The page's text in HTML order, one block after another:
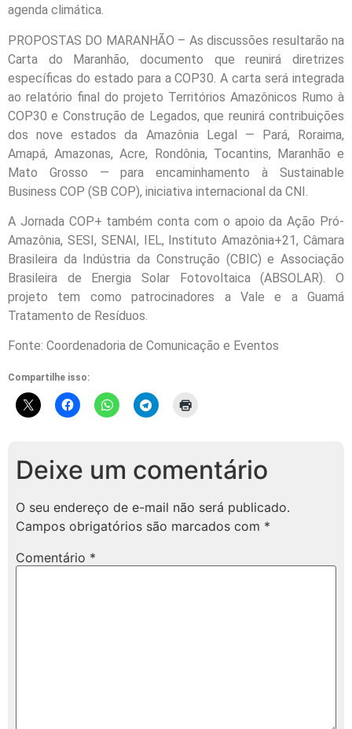
agenda climática.
PROPOSTAS DO MARANHÃO – As discussões resultarão na
Carta do Maranhão, documento que reunirá diretrizes
específicas do estado para a COP30. A carta será integrada
ao relatório final do projeto Territórios Amazônicos Rumo à
COP30 e Construção de Legados, que reunirá contribuições
dos nove estados da Amazônia Legal — Pará, Roraima,
Amapá, Amazonas, Acre, Rondônia, Tocantins, Maranhão e
Mato Grosso — para encaminhamento à Sustainable
Business COP (SB COP), iniciativa internacional da CNI.
A Jornada COP+ também conta com o apoio da Ação Pró-
Amazônia, SESI, SENAI, IEL, Instituto Amazônia+21, Câmara
Brasileira da Indústria da Construção (CBIC) e Associação
Brasileira de Energia Solar Fotovoltaica (ABSOLAR). O
projeto tem como patrocinadores a Vale e a Guamá
Tratamento de Resíduos.
Fonte: Coordenadoria de Comunicação e Eventos
Compartilhe isso:
Deixe um comentário
O seu endereço de e-mail não será publicado.
Campos obrigatórios são marcados com *
Comentário *